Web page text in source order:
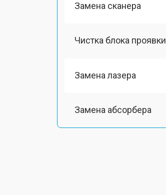
Замена сканера
Чистка блока проявки
Замена лазера
Замена абсорбера